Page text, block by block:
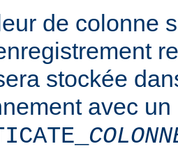
de colonne
stockée
avec